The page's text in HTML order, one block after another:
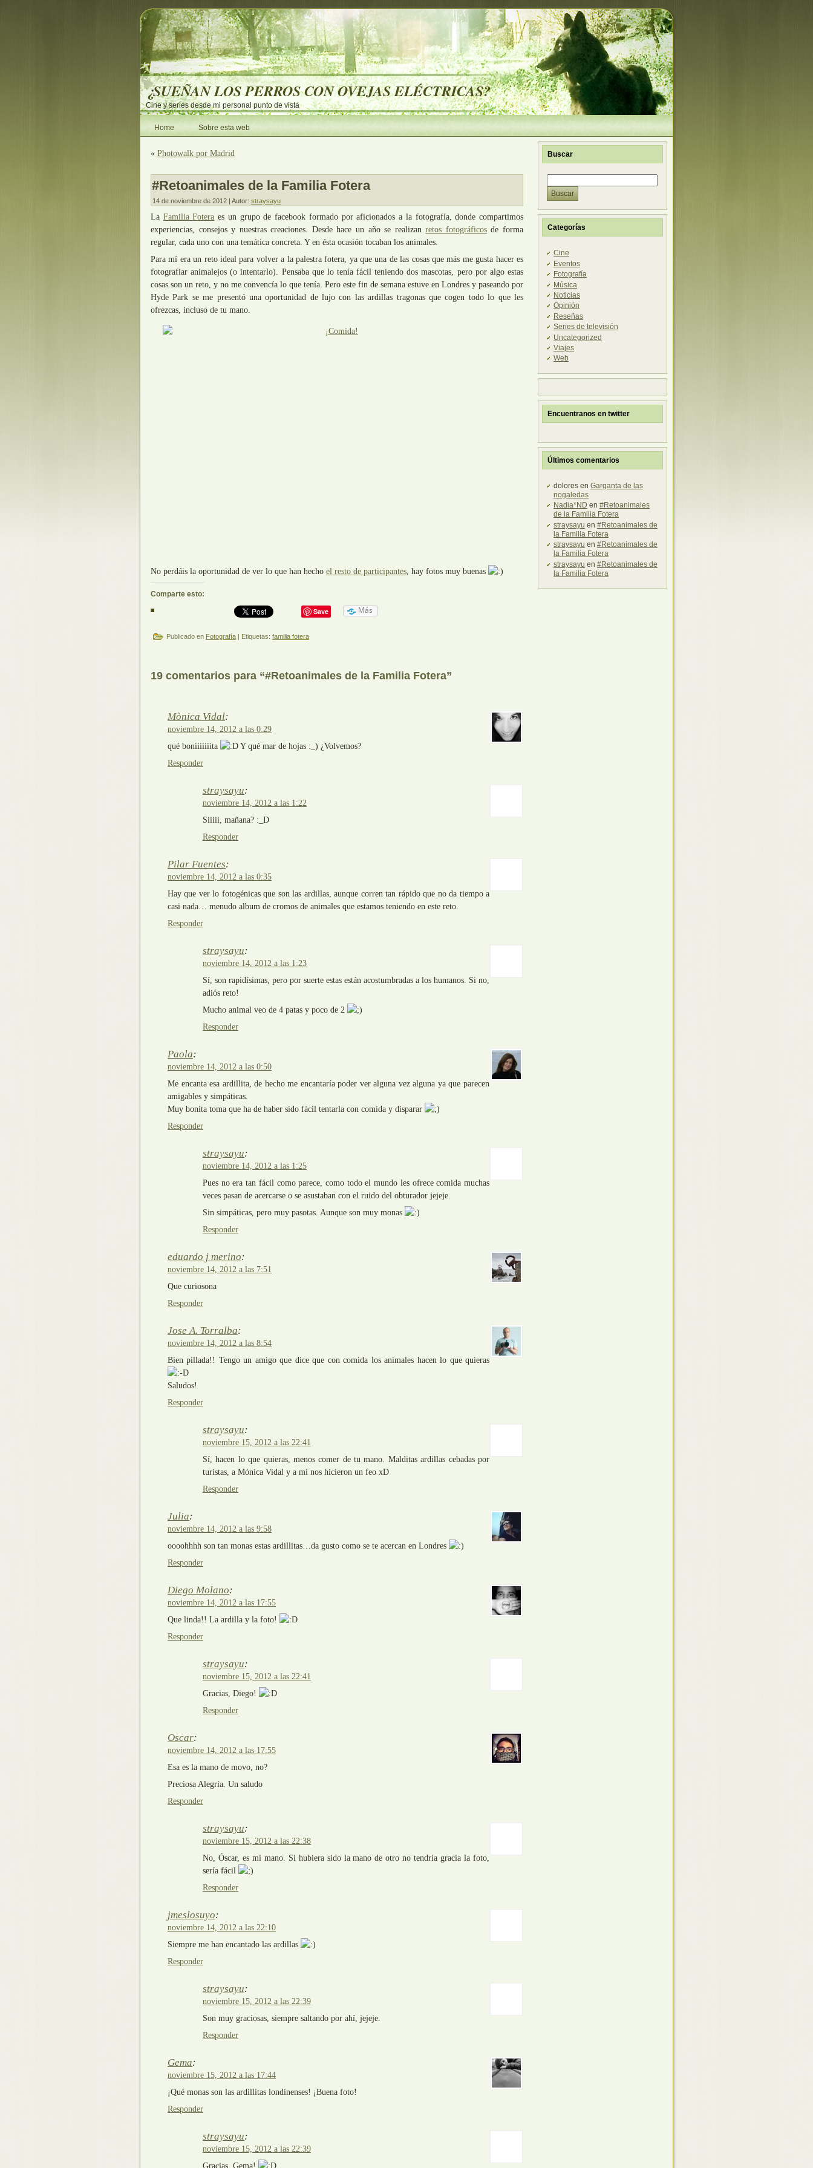
¿SUEÑAN LOS PERROS CON OVEJAS ELÉCTRICAS?
Cine y series desde mi personal punto de vista
Home Sobre esta web
« Photowalk por Madrid
#Retoanimales de la Familia Fotera
14 de noviembre de 2012 | Autor: straysayu
La Familia Fotera es un grupo de facebook formado por aficionados a la fotografía, donde compartimos
experiencias, consejos y nuestras creaciones. Desde hace un año se realizanretos fotográficosde forma
regular, cada uno con una temática concreta. Y en ésta ocasión tocaban los animales.
Para mí era un reto ideal para volver a la palestra fotera, ya que una de las cosas que más me gusta hacer es
fotografiar animalejos (o intentarlo). Pensaba que lo tenía fácil teniendo dos mascotas, pero por algo estas
cosas son un reto, y no me convencía lo que tenía. Pero este fin de semana estuve en Londres y paseando por
Hyde Park se me presentó una oportunidad de lujo con las ardillas tragonas que cogen todo lo que les
ofrezcas, incluso de tu mano.
No perdáis la oportunidad de ver lo que han hecho el resto de participantes , hay fotos muy buenas
Comparte esto:
Save Más
Publicado en Fotografía | Etiquetas: familia fotera
19 comentarios para “#Retoanimales de la Familia Fotera”
Mònica Vidal:
noviembre 14, 2012 a las 0:29
qué boniiiiiiita
Y qué mar de hojas :_) ¿Volvemos?
Responder
straysayu:
noviembre 14, 2012 a las 1:22
Siiiii, mañana? :_D
Responder
Pilar Fuentes:
noviembre 14, 2012 a las 0:35
Hay que ver lo fotogénicas que son las ardillas, aunque corren tan rápido que no da tiempo a
casi nada… menudo album de cromos de animales que estamos teniendo en este reto.
Responder
straysayu:
noviembre 14, 2012 a las 1:23
Sí, son rapidísimas, pero por suerte estas están acostumbradas a los humanos. Si no,
adiós reto!
Mucho animal veo de 4 patas y poco de 2
Responder
Paola:
noviembre 14, 2012 a las 0:50
Me encanta esa ardillita, de hecho me encantaría poder ver alguna vez alguna ya que parecen
amigables y simpáticas.
Muy bonita toma que ha de haber sido fácil tentarla con comida y disparar
Responder
straysayu:
noviembre 14, 2012 a las 1:25
Pues no era tan fácil como parece, como todo el mundo les ofrece comida muchas
veces pasan de acercarse o se asustaban con el ruido del obturador jejeje.
Sin simpáticas, pero muy pasotas. Aunque son muy monas
Responder
eduardo j merino:
noviembre 14, 2012 a las 7:51
Que curiosona
Responder
Jose A. Torralba:
noviembre 14, 2012 a las 8:54
Bien pillada!! Tengo un amigo que dice que con comida los animales hacen lo que quieras
Saludos!
Responder
straysayu:
noviembre 15, 2012 a las 22:41
Sí, hacen lo que quieras, menos comer de tu mano. Malditas ardillas cebadas por
turistas, a Mónica Vidal y a mí nos hicieron un feo xD
Responder
Julia:
noviembre 14, 2012 a las 9:58
oooohhhh son tan monas estas ardillitas…da gusto como se te acercan en Londres
Responder
Diego Molano:
noviembre 14, 2012 a las 17:55
Que linda!! La ardilla y la foto!
Responder
straysayu:
noviembre 15, 2012 a las 22:41
Gracias, Diego!
Responder
Oscar:
noviembre 14, 2012 a las 17:55
Esa es la mano de movo, no?
Preciosa Alegría. Un saludo
Responder
straysayu:
noviembre 15, 2012 a las 22:38
No, Óscar, es mi mano. Si hubiera sido la mano de otro no tendría gracia la foto,
sería fácil
Responder
jmeslosuyo:
noviembre 14, 2012 a las 22:10
Siempre me han encantado las ardillas
Responder
straysayu:
noviembre 15, 2012 a las 22:39
Son muy graciosas, siempre saltando por ahí, jejeje.
Responder
Gema:
noviembre 15, 2012 a las 17:44
¡Qué monas son las ardillitas londinenses! ¡Buena foto!
Responder
straysayu:
noviembre 15, 2012 a las 22:39
Gracias, Gema!
Buscar
Categorías
Cine
Eventos
Fotografía
Música
Noticias
Opinión
Reseñas
Series de televisión
Uncategorized
Viajes
Web
Encuentranos en twitter
Últimos comentarios
dolores en Garganta de las
nogaledas
Nadia*ND en #Retoanimales
de la Familia Fotera
straysayu en #Retoanimales de
la Familia Fotera
straysayu en #Retoanimales de
la Familia Fotera
straysayu en #Retoanimales de
la Familia Fotera